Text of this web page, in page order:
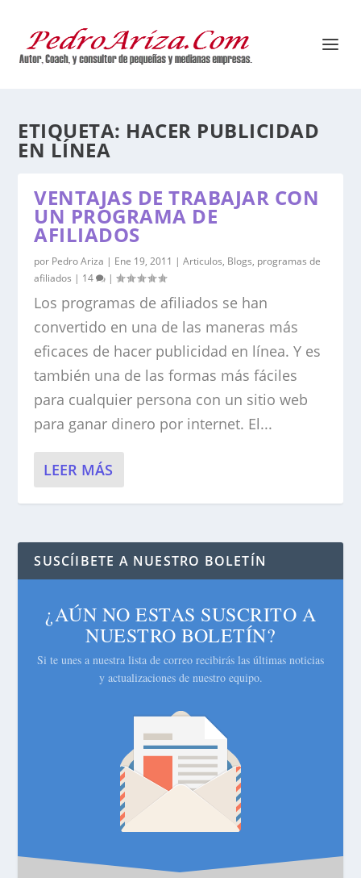
ETIQUETA: HACER PUBLICIDAD
EN LÍNEA
VENTAJAS DE TRABAJAR CON
UN PROGRAMA DE
AFILIADOS
por Pedro Ariza | Ene 19, 2011 |Articulos, Blogs, programas de
afiliados | 14 |
Los programas de afiliados se han
convertido en una de las maneras más
eficaces de hacer publicidad en línea. Y es
también una de las formas más fáciles
para cualquier persona con un sitio web
para ganar dinero por internet. El...
LEER MÁS
SUSCÍIBETE A NUESTRO BOLETÍN
¿AÚN NO ESTAS SUSCRITO A
NUESTRO BOLETÍN?
Si te unes a nuestra lista de correo recibirás las últimas noticias
y actualizaciones de nuestro equipo.